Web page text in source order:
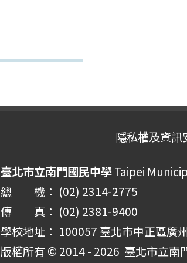
隱私權及資訊
臺北市立南門國民中學Taipei
總 機： (02) 2314-2775
傳 真： (02) 2381-9400
學校地址： 100057 臺北市中正區廣
版權所有 © 2014 - 2026 臺北市立南